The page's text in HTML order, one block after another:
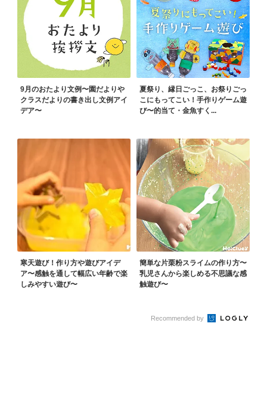
9月のおたより文例〜園だよりや
クラスだよりの書き出し文例アイ
デア〜
夏祭り、縁日ごっこ、お祭りごっ
こにもってこい！手作りゲーム遊
び〜的当て・金魚すく...
寒天遊び！作り方や遊びアイデ
ア〜感触を通して幅広い年齢で楽
しみやすい遊び〜
簡単な片栗粉スライムの作り方〜
乳児さんから楽しめる不思議な感
触遊び〜
Recommended by